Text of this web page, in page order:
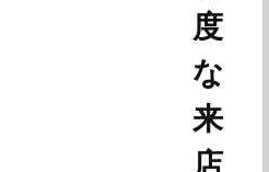
度
な
来
店